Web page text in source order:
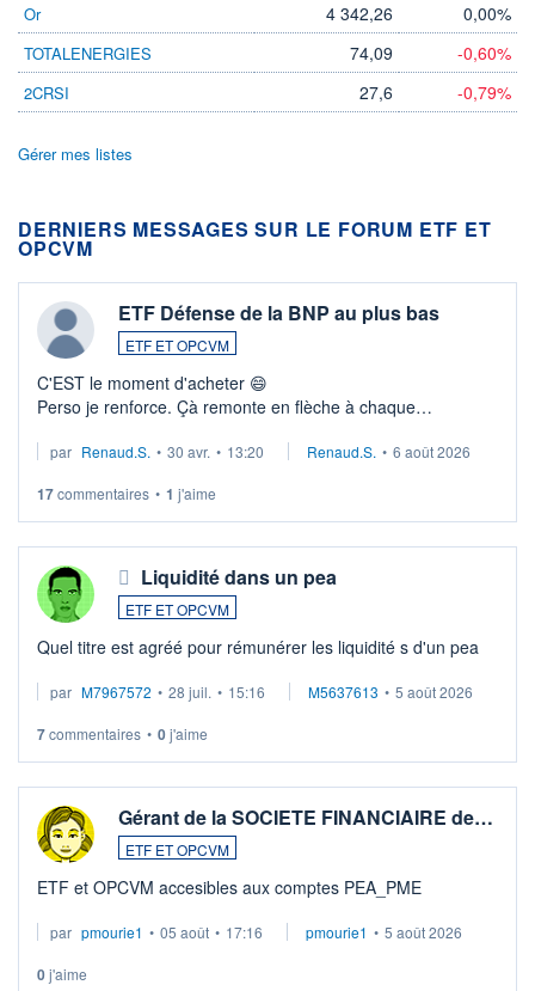
Or 4 342,26 0,00%
TOTALENERGIES 74,09 -0,60%
2CRSI 27,6 -0,79%
Gérer mes listes
DERNIERS MESSAGES SUR LE FORUM ETF ET
OPCVM
ETF Défense de la BNP au plus bas
ETF ET OPCVM
C'EST le moment d'acheter 😄​
Perso je renforce. Çà remonte en flèche à chaque
Investissement long terme tip top pour sa retraite.
par Renaud.S. • 30 avr. • 13:20 Renaud.S. • 6 août 2026
17commentaires • 1 j'aime
Liquidité dans un pea
ETF ET OPCVM
Quel titre est agréé pour rémunérer les liquidité s d'un pea
par M7967572 • 28 juil. • 15:16 M5637613 • 5 août 2026
7commentaires • 0j'aime
Gérant de la SOCIETE FINANCIAIRE de…
ETF ET OPCVM
ETF et OPCVM accesibles aux comptes PEA_PME
par pmourie1 • 05 août • 17:16 pmourie1 • 5 août 2026
0j'aime